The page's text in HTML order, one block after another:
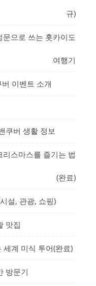
규)
문으로 쓰는 홋카이도
여행기
이벤트 소개
쿠버 생활 정보
스마스를 즐기는 법
(완료)
설, 관광, 쇼핑)
맛집
세계 미식 투어(완료)
방문기